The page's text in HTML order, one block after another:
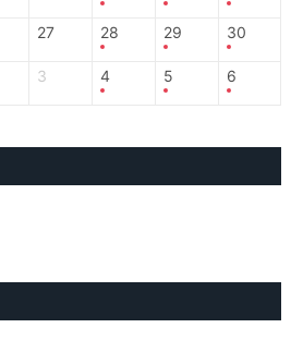
27 28 29 30
3 4 5 6